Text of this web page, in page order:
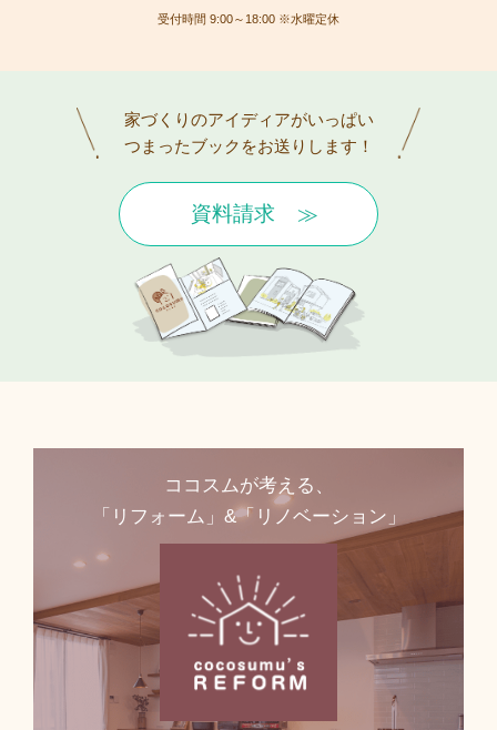
受付時間 9:00～18:00 ※水曜定休
家づくりのアイディアがいっぱい
つまったブックをお送りします！
資料請求
ココスムが考える、
「リフォーム」&「リノベーション」